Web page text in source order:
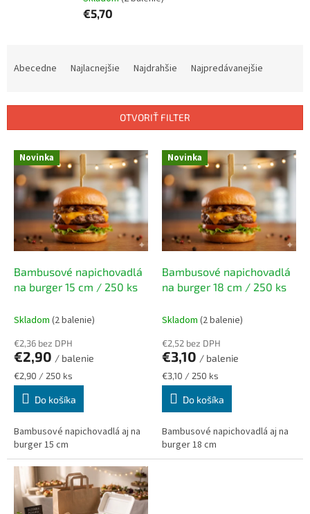
€5,70
i
Abecedne Najlacnejšie Najdrahšie Najpredávanejšie
OTVORIŤ FILTER
V
p
p
Novinka
Bambusové napichovadlá
na burger 15 cm / 250 ks
Skladom (2 balenie)
€2,36 bez DPH
€2,90 / balenie
Jednotková
cena:
€2,90 / 250 ks
Do košíka
Bambusové napichovadlá aj na
burger 15 cm
Novinka
Bambusové napichovadlá
na burger 18 cm / 250 ks
Skladom (2 balenie)
€2,52 bez DPH
€3,10 / balenie
Jednotková
cena:
€3,10 / 250 ks
Do košíka
Bambusové napichovadlá aj na
burger 18 cm